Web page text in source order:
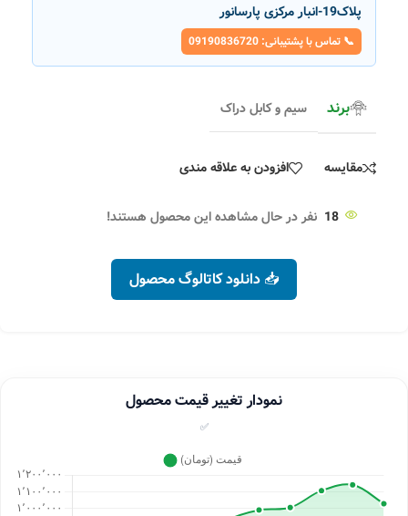
پلاک19-انبار مرکزی پارسانور
📞 تماس با پشتیبانی: 09190836720
برند سیم و کابل دراک
مقایسه افزودن به علاقه مندی
18 نفر در حال مشاهده این محصول هستند!
📥 دانلود کاتالوگ محصول
نمودار تغییر قیمت محصول
✅